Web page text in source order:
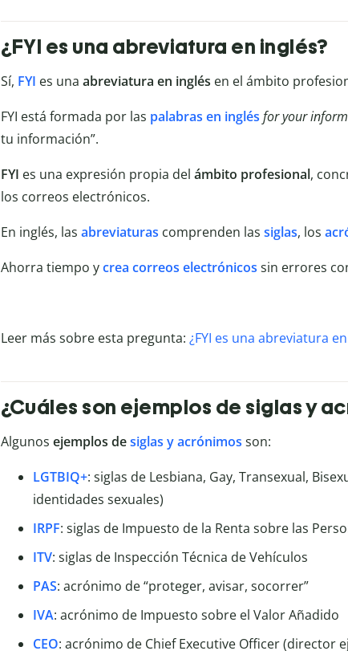
¿FYI es una abreviatura en inglés?
Sí, FYI es una abreviatura en inglés en el ámbito
FYI está formada por las palabras en inglés for your
tu información”.
FYI es una expresión propia del ámbito profesional,
los correos electrónicos.
En inglés, las abreviaturas comprenden las siglas, los
Ahorra tiempo ycrea correos electrónicos sin errores
Leer más sobre esta pregunta: ¿FYI es una abreviatura
¿Cuáles son ejemplos de siglas y
Algunos ejemplos desiglas y acrónimos son:
LGTBIQ+: siglas de Lesbiana, Gay, Transexual,
identidades sexuales)
IRPF: siglas de Impuesto de la Renta sobre las
ITV: siglas de Inspección Técnica de Vehículos
PAS: acrónimo de “proteger, avisar, socorrer”
IVA: acrónimo de Impuesto sobre el Valor Añadido
CEO: acrónimo de Chief Executive Officer (director